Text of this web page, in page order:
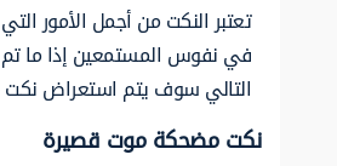
تعتبر النكت من أجمل الأمور
في نفوس المستمعين إذا ما
التالي سوف يتم استعراض
نكت مضحكة موت قصيرة